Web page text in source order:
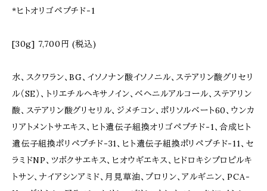
*ヒトオリゴペプチド-1
[30g] 7,700円 (税込)
水、スクワラン、BG、イソノナン酸イソノニル、ステアリン酸グリセリ
ル（SE）、トリエチルヘキサノイン、ベヘニルアルコール、ステアリン
酸、ステアリン酸グリセリル、ジメチコン、ポリソルベート60、ウンカ
リアトメントサエキス、ヒト遺伝子組換オリゴペプチド-1、合成ヒト
遺伝子組換ポリペプチド-31、ヒト遺伝子組換ポリペプチド-11、セ
ラミドNP、ツボクサエキス、ヒオウギエキス、ヒドロキシプロピルキ
トサン、ナイアシンアミド、月見草油、プロリン、アルギニン、PCA-